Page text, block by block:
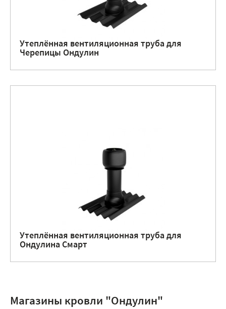
Утеплённая вентиляционная труба для
Черепицы Ондулин
Утеплённая вентиляционная труба для
Ондулина Смарт
Магазины кровли "Ондулин"